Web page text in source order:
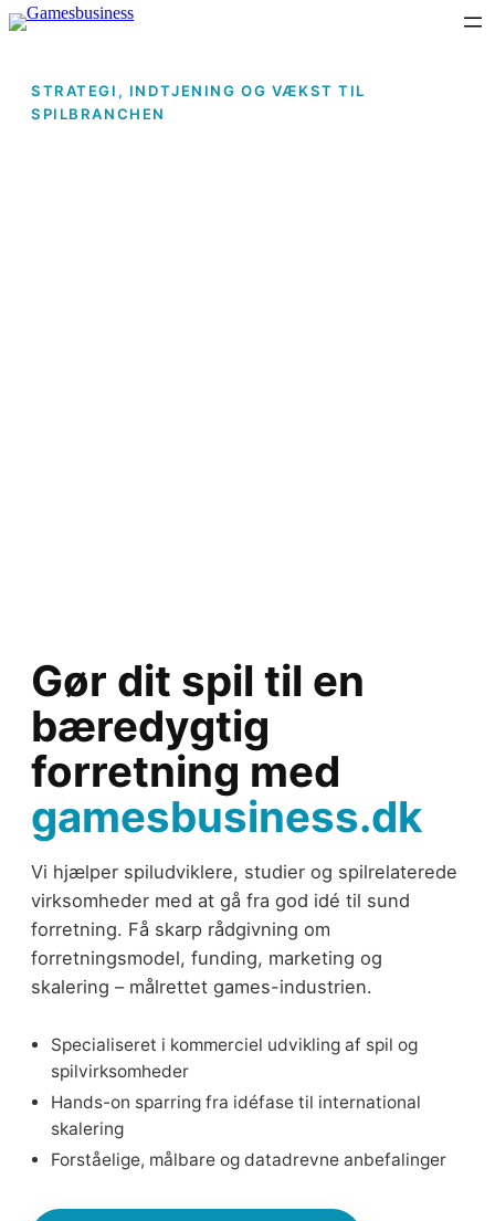
STRATEGI, INDTJENING OG VÆKST TIL
SPILBRANCHEN
Gør dit spil til en
bæredygtig
forretning med
gamesbusiness.dk
Vi hjælper spiludviklere, studier og spilrelaterede
virksomheder med at gå fra god idé til sund
forretning. Få skarp rådgivning om
forretningsmodel, funding, marketing og
skalering – målrettet games-industrien.
Specialiseret i kommerciel udvikling af spil og
spilvirksomheder
Hands-on sparring fra idéfase til international
skalering
Forståelige, målbare og datadrevne anbefalinger